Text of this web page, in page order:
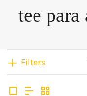
tee
Filters